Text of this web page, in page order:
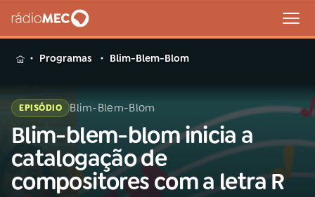
MENU
Buscar
na
Rádio
MEC
Buscar
Programas Blim-Blem-Blom
EPISÓDIO Blim-Blem-Blom
Blim-blem-blom inicia a
catalogação de
compositores com a letra R